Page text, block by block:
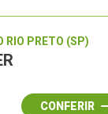
RIO PRETO (SP)
CONFERIR